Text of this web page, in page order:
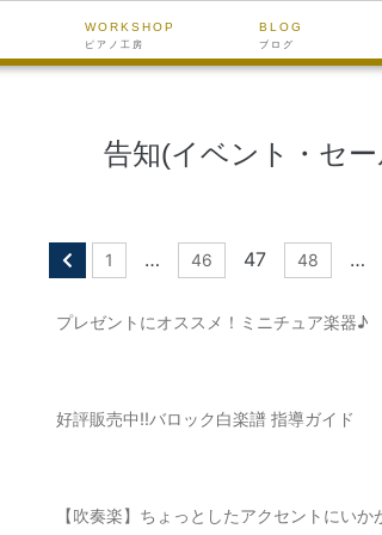
WORKSHOP
ピアノ工房
BLOG
ブログ
告知(イベント・セ
1 … 46 47 48 …
プレゼントにオススメ！ミニチュア楽器♪
好評販売中‼バロック白楽譜 指導ガイド
【吹奏楽】ちょっとしたアクセントにいか